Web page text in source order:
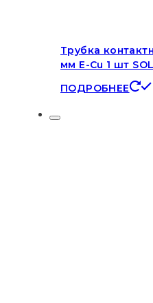
Трубка
мм E-Cu 1 шт
ПОДРОБНЕЕ